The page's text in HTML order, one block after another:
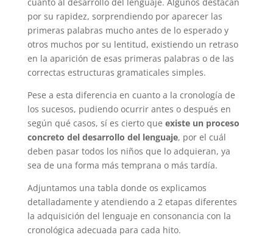
por su rapidez, sorprendiendo por aparecer las
primeras palabras mucho antes de lo esperado y
otros muchos por su lentitud, existiendo un retraso
en la aparición de esas primeras palabras o de las
correctas estructuras gramaticales simples.
Pese a esta diferencia en cuanto a la cronología de
los sucesos, pudiendo ocurrir antes o después en
según qué casos, sí es cierto que existe un proceso
concreto del desarrollo del lenguaje, por el cuál
deben pasar todos los niños que lo adquieran, ya
sea de una forma más temprana o más tardía.
Adjuntamos una tabla donde os explicamos
detalladamente y atendiendo a 2 etapas diferentes
la adquisición del lenguaje en consonancia con la
cronológica adecuada para cada hito.